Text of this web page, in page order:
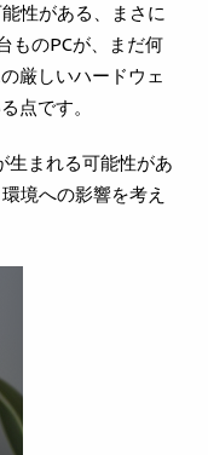
性がある、まさに
ものPCが、まだ何
厳しいハードウェ
点です。
まれる可能性があ
境への影響を考え